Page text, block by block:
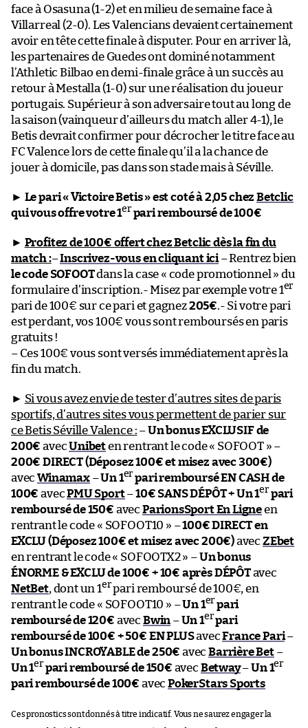
face à Osasuna (1-2) et en milieu de semaine face à
Villarreal (2-0). Les Valencians devaient certainement
avoir en tête cette finale à disputer. Pour en arriver là,
les partenaires de Guedes ont dominé notamment
l’Athletic Bilbao en demi-finale grâce à un succès au
retour à Mestalla (1-0) sur une réalisation du joueur
portugais. Supérieur à son adversaire tout au long de
la saison (vainqueur d’ailleurs du match aller 4-1), le
Betis devrait confirmer pour décrocher le titre face au
FC Valence lors de cette finale qu’il a la chance de
jouer à domicile, pas dans son stade mais à Séville.
► Le pari « Victoire Betis » est coté à 2,05 chezBetclic
qui vous offre votre 1er pari remboursé de 100€
► Profitez de 100€ offert chez Betclic dès la fin du
match :–Inscrivez-vous en cliquant ici– Rentrez bien
le code SOFOOTdans la case « code promotionnel » du
formulaire d’inscription.- Misez par exemple votre 1er
pari de 100€ sur ce pari et gagnez205€.- Si votre pari
est perdant, vos 100€ vous sont remboursés en paris
gratuits !
– Ces 100€ vous sont versés immédiatement après la
fin du match.
► Si vous avez envie de tester d’autres sites de paris
sportifs, d’autres sites vous permettent de parier sur
ce Betis Séville Valence : –Un bonus EXCLUSIF de
200€ avecUnibeten rentrant le code « SOFOOT » –
200€ DIRECT (Déposez 100€ et misez avec 300€)
avecWinamax–Un 1er pari remboursé EN CASH de
100€ avecPMU Sport–10€ SANS DÉPÔT + Un 1er pari
remboursé de 150€ avec ParionsSport En Ligneen
rentrant le code « SOFOOT10 » –100€ DIRECT en
EXCLU (Déposez 100€ et misez avec 200€)avec ZEbet
en rentrant le code « SOFOOTX2 » –Un bonus
ÉNORME & EXCLU de 100€ + 10€ après DÉPÔTavec
NetBet, dont un 1erpari remboursé de 100€, en
rentrant le code « SOFOOT10 » –Un 1er pari
remboursé de 120€ avec Bwin –Un 1erpari
remboursé de 100€ + 50€ EN PLUSavecFrance Pari–
Un bonus INCROYABLE de 250€ avecBarrière Bet–
Un 1er pari remboursé de 150€ avec Betway–Un 1er
pari remboursé de 100€ avec PokerStars Sports
Ces pronostics sont donnés à titre indicatif. Vous ne saurez engager la